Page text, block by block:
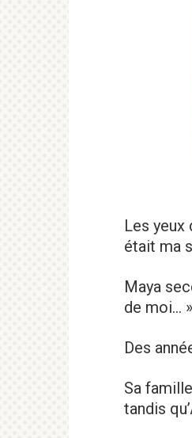
Les yeux
était ma
Maya
de moi…
Des
Sa
tandis